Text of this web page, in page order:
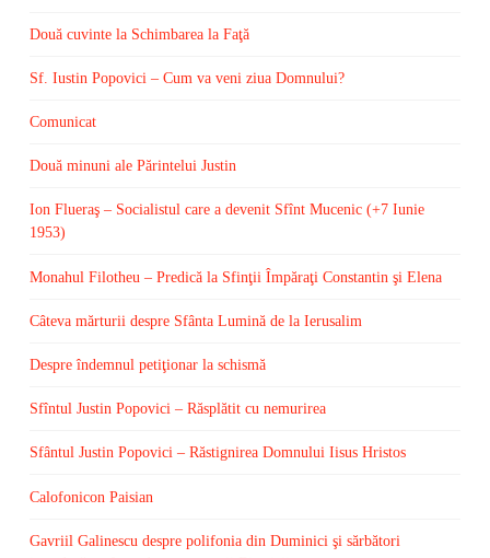
Două cuvinte la Schimbarea la Faţă
Sf. Iustin Popovici – Cum va veni ziua Domnului?
Comunicat
Două minuni ale Părintelui Justin
Ion Flueraş – Socialistul care a devenit Sfînt Mucenic (+7 Iunie
1953)
Monahul Filotheu – Predică la Sfinţii Împăraţi Constantin şi Elena
Câteva mărturii despre Sfânta Lumină de la Ierusalim
Despre îndemnul petiţionar la schismă
Sfîntul Justin Popovici – Răsplătit cu nemurirea
Sfântul Justin Popovici – Răstignirea Domnului Iisus Hristos
Calofonicon Paisian
Gavriil Galinescu despre polifonia din Duminici şi sărbători